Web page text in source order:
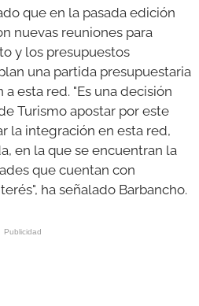
que en la pasada edición
nuevas reuniones para
y los presupuestos
una partida presupuestaria
esta red. "Es una decisión
Turismo apostar por este
la integración en esta red,
en la que se encuentran la
que cuentan con
ha señalado Barbancho.